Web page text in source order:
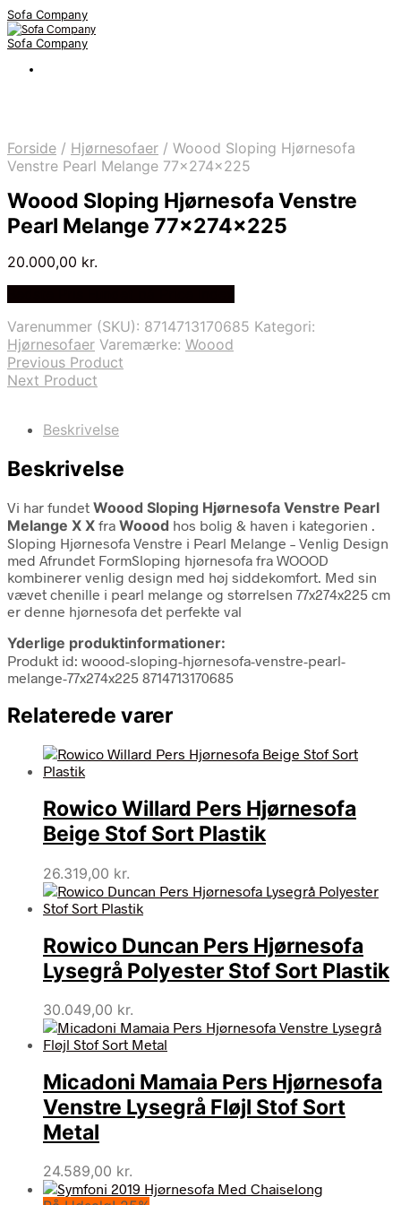
Sofa Company
Sofa Company
Forside / Hjørnesofaer / Woood Sloping Hjørnesofa
Venstre Pearl Melange 77x274x225
Woood Sloping Hjørnesofa Venstre
Pearl Melange 77x274x225
20.000,00 kr.
Varenummer (SKU): 8714713170685 Kategori:
Hjørnesofaer Varemærke: Woood
Previous Product
Next Product
Beskrivelse
Beskrivelse
Vi har fundet Woood Sloping Hjørnesofa Venstre Pearl
Melange X X fra Woood hos bolig & haven i kategorien .
Sloping Hjørnesofa Venstre i Pearl Melange – Venlig Design
med Afrundet FormSloping hjørnesofa fra WOOOD
kombinerer venlig design med høj siddekomfort. Med sin
vævet chenille i pearl melange og størrelsen 77x274x225 cm
er denne hjørnesofa det perfekte val
Yderlige produktinformationer:
Produkt id: woood-sloping-hjørnesofa-venstre-pearl-
melange-77x274x225 8714713170685
Relaterede varer
Rowico Willard Pers Hjørnesofa
Beige Stof Sort Plastik
26.319,00 kr.
Rowico Duncan Pers Hjørnesofa
Lysegrå Polyester Stof Sort Plastik
30.049,00 kr.
Micadoni Mamaia Pers Hjørnesofa
Venstre Lysegrå Fløjl Stof Sort
Metal
24.589,00 kr.